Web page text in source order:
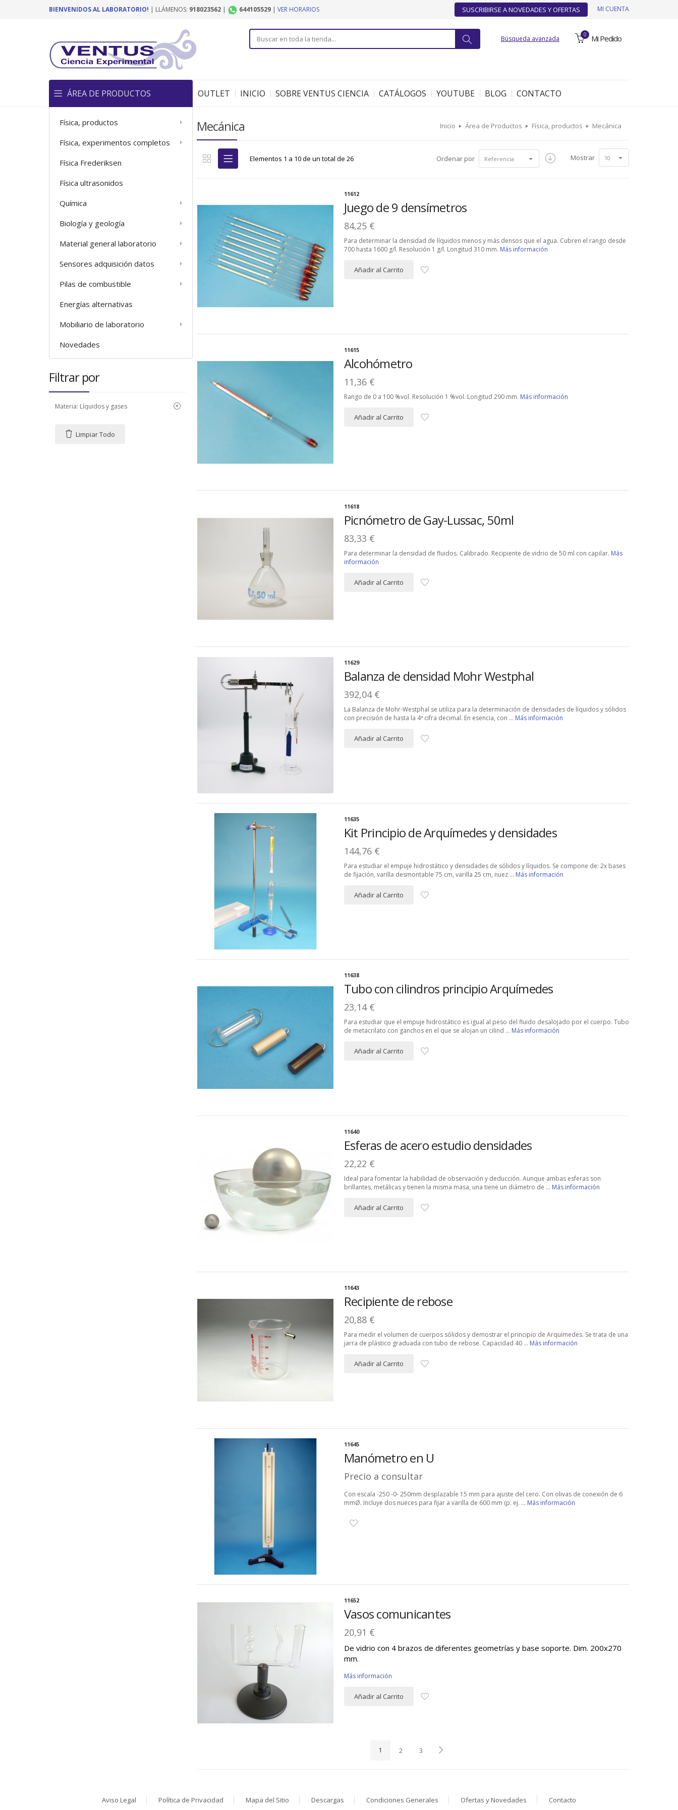
BIENVENIDOS AL LABORATORIO! | LLÁMENOS: 918023562 | 644105529 | VER HORARIOS SUSCRIBIRSE A NOVEDADES Y OFERTAS MI CUENTA
Búsqueda avanzada 0 Mi Pedido
ÁREA DE PRODUCTOS
Física, productos
Física, experimentos completos
Física Frederiksen
Física ultrasonidos
Química
Biología y geología
Material general laboratorio
Sensores adquisición datos
Pilas de combustible
Energías alternativas
Mobiliario de laboratorio
Novedades
OUTLET INICIO SOBRE VENTUS CIENCIA CATÁLOGOS YOUTUBE BLOG CONTACTO
Filtrar por
Materia: Líquidos y gases
Limpiar Todo
Mecánica Inicio Área de Productos Física, productos Mecánica
Elementos 1 a 10 de un total de 26 Mostrar 10
Ordenar por Referencia
11612
Juego de 9 densímetros
84,25 €
Para determinar la densidad de líquidos menos y más densos que el agua. Cubren el rango desde
700 hasta 1600 g/l. Resolución 1 g/l. Longitud 310 mm. Más información
Añadir al Carrito
11615
Alcohómetro
11,36 €
Rango de 0 a 100 %vol. Resolución 1 %vol. Longitud 290 mm. Más información
Añadir al Carrito
11618
Picnómetro de Gay-Lussac, 50ml
83,33 €
Para determinar la densidad de fluidos. Calibrado. Recipiente de vidrio de 50 ml con capilar. Más
información
Añadir al Carrito
11629
Balanza de densidad Mohr Westphal
392,04 €
La Balanza de Mohr-Westphal se utiliza para la determinación de densidades de líquidos y sólidos
con precisión de hasta la 4ª cifra decimal. En esencia, con ... Más información
Añadir al Carrito
11635
Kit Principio de Arquímedes y densidades
144,76 €
Para estudiar el empuje hidrostático y densidades de sólidos y líquidos. Se compone de: 2x bases
de fijación, varilla desmontable 75 cm, varilla 25 cm, nuez ... Más información
Añadir al Carrito
11638
Tubo con cilindros principio Arquímedes
23,14 €
Para estudiar que el empuje hidrostático es igual al peso del fluido desalojado por el cuerpo. Tubo
de metacrilato con ganchos en el que se alojan un cilind ... Más información
Añadir al Carrito
11640
Esferas de acero estudio densidades
22,22 €
Ideal para fomentar la habilidad de observación y deducción. Aunque ambas esferas son
brillantes, metálicas y tienen la misma masa, una tiene un diámetro de ... Más información
Añadir al Carrito
11643
Recipiente de rebose
20,88 €
Para medir el volumen de cuerpos sólidos y demostrar el principio de Arquímedes. Se trata de una
jarra de plástico graduada con tubo de rebose. Capacidad 40 ... Más información
Añadir al Carrito
11645
Manómetro en U
Precio a consultar
Con escala -250 -0- 250mm desplazable 15 mm para ajuste del cero. Con olivas de conexión de 6
mmØ. Incluye dos nueces para fijar a varilla de 600 mm (p. ej. ... Más información
11652
Vasos comunicantes
20,91 €
De vidrio con 4 brazos de diferentes geometrías y base soporte. Dim. 200x270
mm.
Más información
Añadir al Carrito
1 2 3
Aviso Legal Política de Privacidad Mapa del Sitio Descargas Condiciones Generales Ofertas y Novedades Contacto